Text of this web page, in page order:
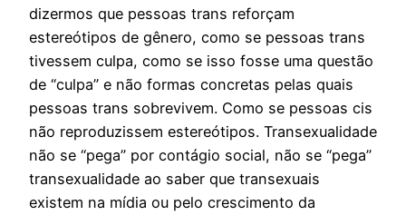
dizermos que pessoas trans reforçam
estereótipos de gênero, como se pessoas trans
tivessem culpa, como se isso fosse uma questão
de “culpa” e não formas concretas pelas quais
pessoas trans sobrevivem. Como se pessoas cis
não reproduzissem estereótipos. Transexualidade
não se “pega” por contágio social, não se “pega”
transexualidade ao saber que transexuais
existem na mídia ou pelo crescimento da